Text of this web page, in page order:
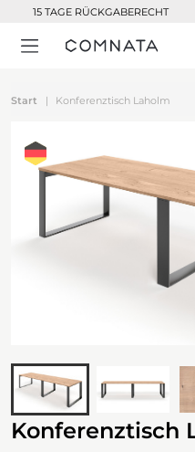
15 TAGE RÜCKGABERECHT
Start Konferenztisch Laholm
Konferenztisch